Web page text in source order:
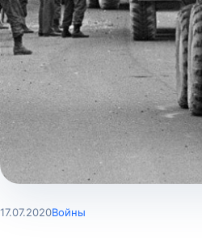
17.07.2020Войны